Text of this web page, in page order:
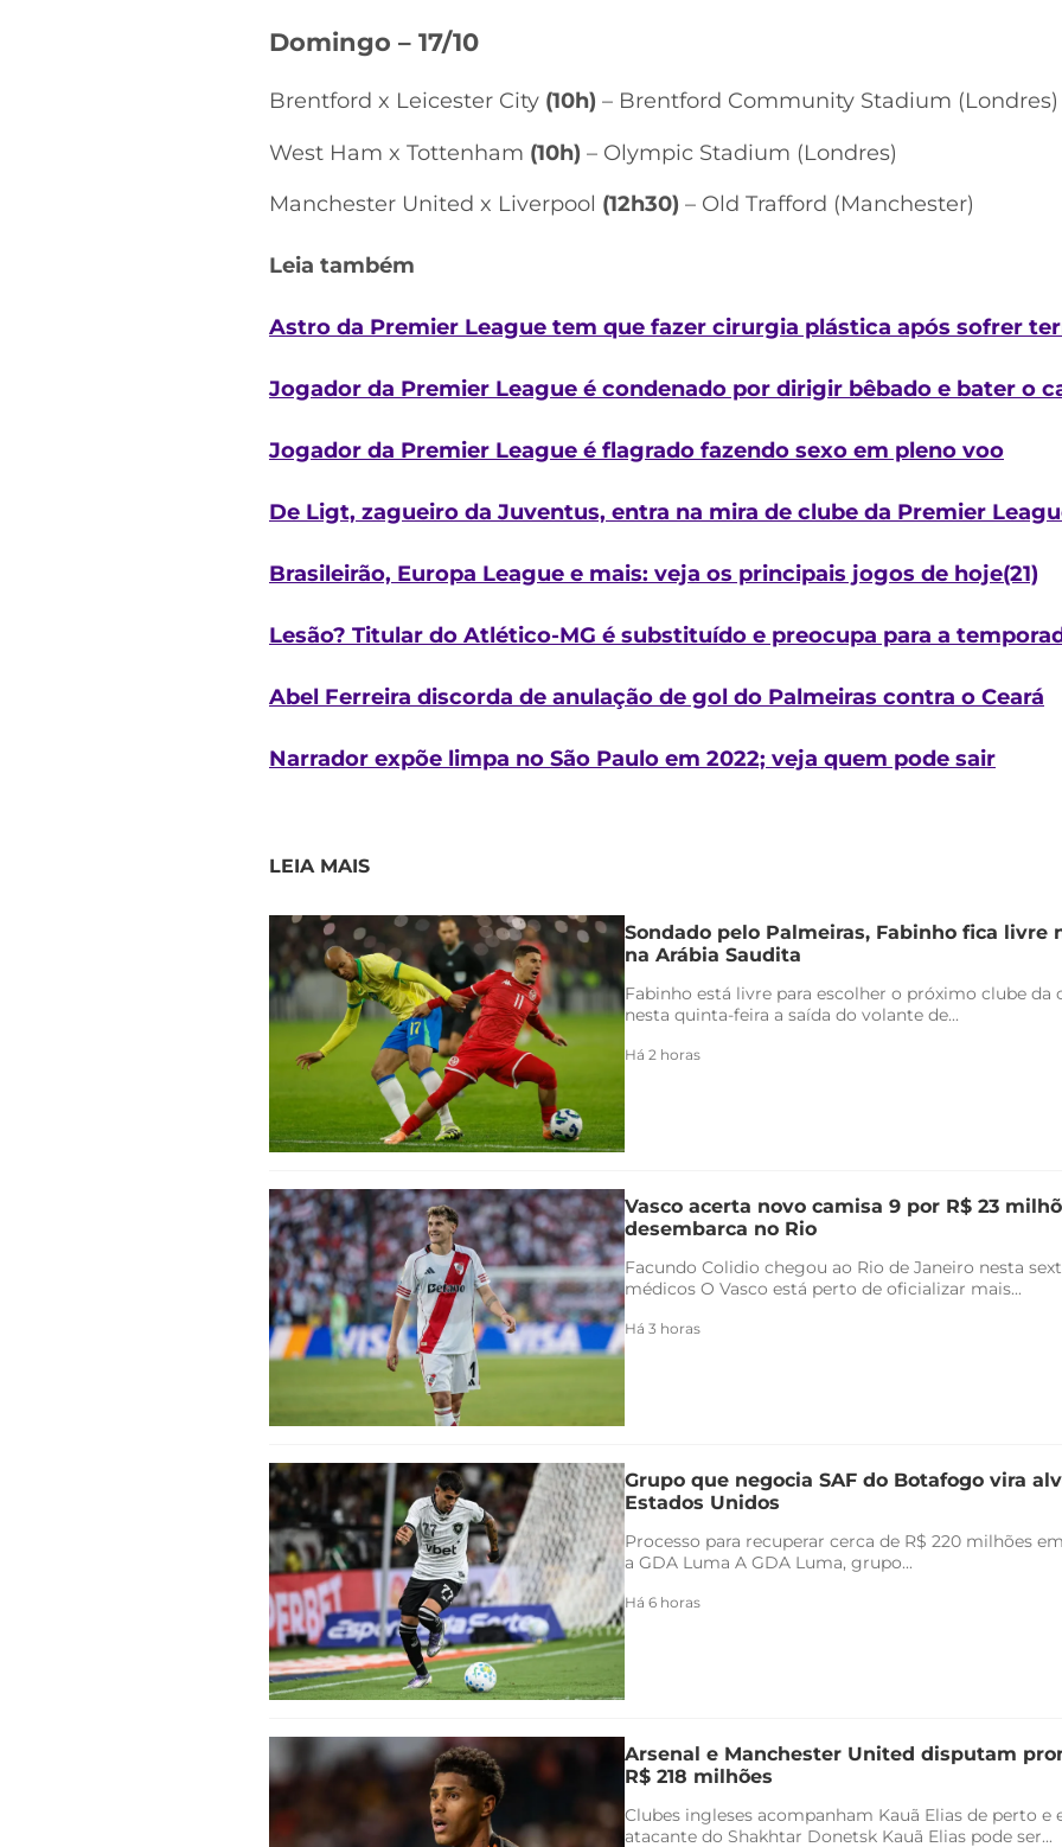
Domingo – 17/10
Brentford x Leicester City (10h) – Brentford Community Stadium (Londres)
West Ham x Tottenham (10h) – Olympic Stadium (Londres)
Manchester United x Liverpool (12h30) – Old Trafford (Manchester)
Leia também
Astro da Premier League tem que fazer cirurgia plástica após sofrer
Jogador da Premier League é condenado por dirigir bêbado e bater o
Jogador da Premier League é flagrado fazendo sexo em pleno voo
De Ligt, zagueiro da Juventus, entra na mira de clube da Premier
Brasileirão, Europa League e mais: veja os principais jogos de hoje(21)
Lesão? Titular do Atlético-MG é substituído e preocupa para a
Abel Ferreira discorda de anulação de gol do Palmeiras contra o Ceará
Narrador expõe limpa no São Paulo em 2022; veja quem pode sair
LEIA MAIS
Sondado pelo Palmeiras, Fabinho fica livre
na Arábia Saudita
Fabinho está livre para escolher o próximo clube da
nesta quinta-feira a saída do volante de...
Há 2 horas
Vasco acerta novo camisa 9 por R$ 23
desembarca no Rio
Facundo Colidio chegou ao Rio de Janeiro nesta
médicos O Vasco está perto de oficializar mais...
Há 3 horas
Grupo que negocia SAF do Botafogo vira
Estados Unidos
Processo para recuperar cerca de R$ 220 milhões
a GDA Luma A GDA Luma, grupo...
Há 6 horas
Arsenal e Manchester United disputam
R$ 218 milhões
Clubes ingleses acompanham Kauã Elias de perto
atacante do Shakhtar Donetsk Kauã Elias pode ser...